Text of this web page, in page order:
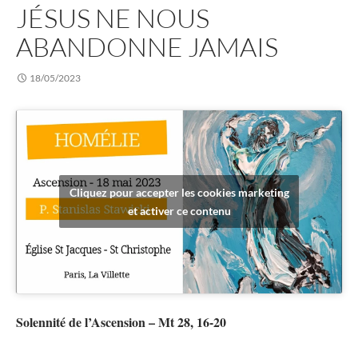
JÉSUS NE NOUS
ABANDONNE JAMAIS
18/05/2023
Cliquez pour accepter les cookies marketing
et activer ce contenu
Solennité de l’Ascension – Mt 28, 16-20